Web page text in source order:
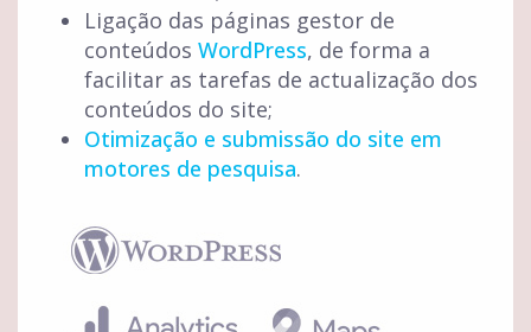
Ligação das páginas gestor de
conteúdos WordPress, de forma a
facilitar as tarefas de actualização dos
conteúdos do site;
Otimização e submissão do site em
motores de pesquisa.